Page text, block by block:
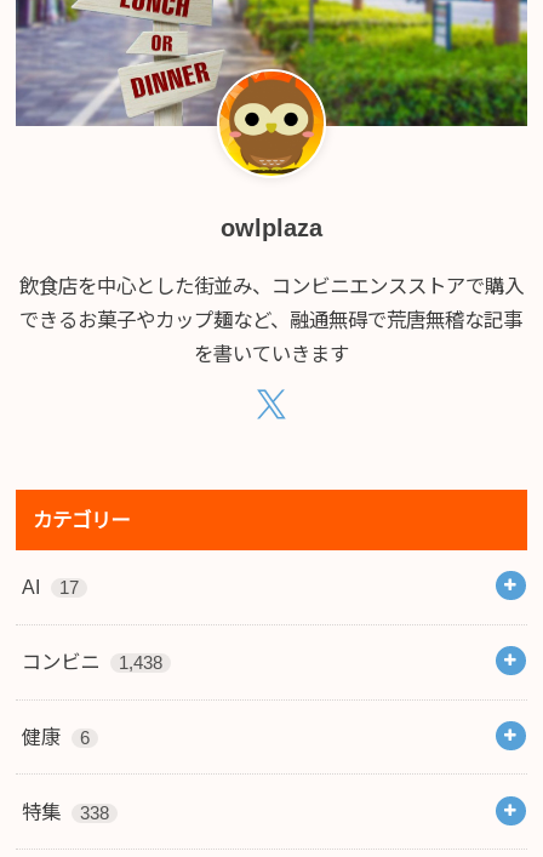
owlplaza
飲食店を中心とした街並み、コンビニエンスストアで購入
できるお菓子やカップ麺など、融通無碍で荒唐無稽な記事
を書いていきます
カテゴリー
AI 17
コンビニ 1,438
健康 6
特集 338